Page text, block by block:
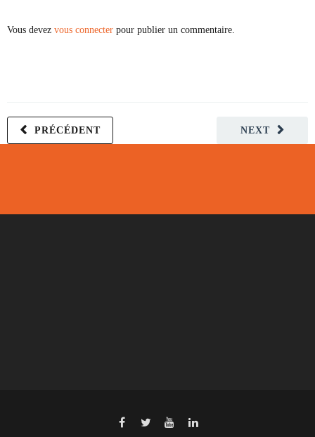
Vous devez vous connecter pour publier un commentaire.
NEXT
PRÉCÉDENT